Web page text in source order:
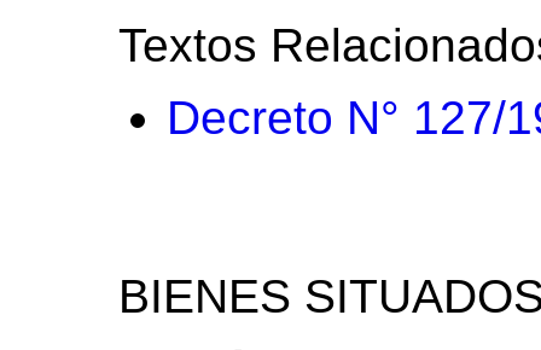
Textos
Decreto N° 127/
BIENES